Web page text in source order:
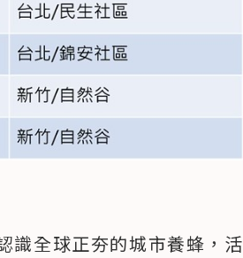
識全球正夯的城市養蜂，活